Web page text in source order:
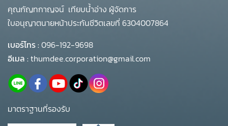
คุณกัญทกาญจน์ เทียบน้ำอ่าง ผู้จัดการ
ใบอนุญาตนายหน้าประกันชีวิตเลขที่ 6304007864
เบอร์โทร :096-192-9698
อีเมล :thumdee.corporation@gmail.com
มาตราฐานที่รองรับ